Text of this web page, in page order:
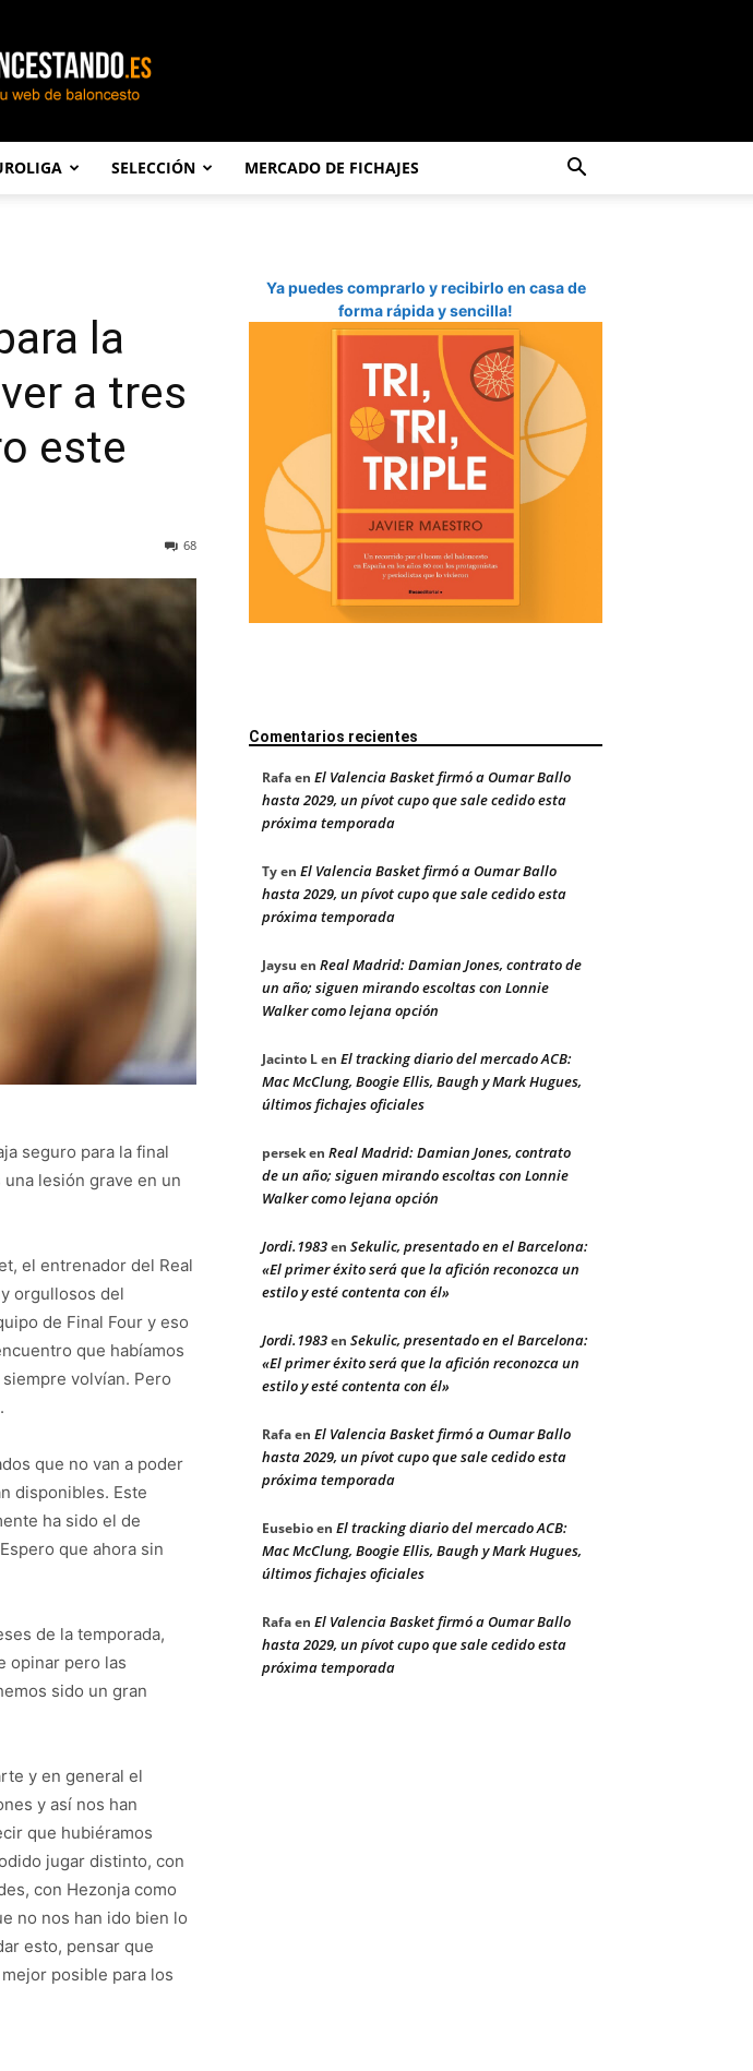
SELECCIÓN MERCADO DE FICHAJES
la
a tres
este
68
seguro para la final
lesión grave en un
el entrenador del Real
orgullosos del
de Final Four y eso
que habíamos
volvían. Pero
que no van a poder
disponibles. Este
ha sido el de
que ahora sin
de la temporada,
opinar pero las
sido un gran
y en general el
y así nos han
que hubiéramos
jugar distinto, con
con Hezonja como
no nos han ido bien lo
esto, pensar que
posible para los
Ya puedes comprarlo y recibirlo en casa de
forma rápida y sencilla!
Comentarios recientes
Rafaen El Valencia Basket firmó a Oumar Ballo
hasta 2029, un pívot cupo que sale cedido esta
próxima temporada
Tyen El Valencia Basket firmó a Oumar Ballo
hasta 2029, un pívot cupo que sale cedido esta
próxima temporada
Jaysu en Real Madrid: Damian Jones, contrato de
un año; siguen mirando escoltas con Lonnie
Walker como lejana opción
Jacinto Len El tracking diario del mercado ACB:
Mac McClung, Boogie Ellis, Baugh y Mark Hugues,
últimos fichajes oficiales
perseken Real Madrid: Damian Jones, contrato
de un año; siguen mirando escoltas con Lonnie
Walker como lejana opción
Jordi.1983en Sekulic, presentado en el Barcelona:
«El primer éxito será que la afición reconozca un
estilo y esté contenta con él»
Jordi.1983en Sekulic, presentado en el Barcelona:
«El primer éxito será que la afición reconozca un
estilo y esté contenta con él»
Rafaen El Valencia Basket firmó a Oumar Ballo
hasta 2029, un pívot cupo que sale cedido esta
próxima temporada
Eusebioen El tracking diario del mercado ACB:
Mac McClung, Boogie Ellis, Baugh y Mark Hugues,
últimos fichajes oficiales
Rafaen El Valencia Basket firmó a Oumar Ballo
hasta 2029, un pívot cupo que sale cedido esta
próxima temporada